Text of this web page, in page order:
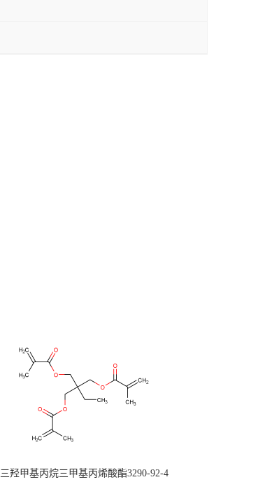
三羟甲基丙烷三甲基丙烯酸酯3290-92-4